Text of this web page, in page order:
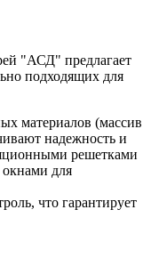
"АСД" предлагает
подходящих для
материалов (массив
надежность и
решетками
для
что гарантирует